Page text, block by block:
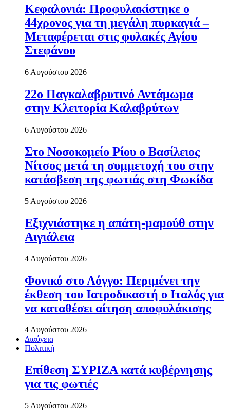
Κεφαλονιά: Προφυλακίστηκε ο
44χρονος για τη μεγάλη πυρκαγιά –
Μεταφέρεται στις φυλακές Αγίου
Στεφάνου
6 Αυγούστου 2026
22ο Παγκαλαβρυτινό Αντάμωμα
στην Κλειτορία Καλαβρύτων
6 Αυγούστου 2026
Στο Νοσοκομείο Ρίου ο Βασίλειος
Νίτσος μετά τη συμμετοχή του στην
κατάσβεση της φωτιάς στη Φωκίδα
5 Αυγούστου 2026
Εξιχνιάστηκε η απάτη-μαμούθ στην
Αιγιάλεια
4 Αυγούστου 2026
Φονικό στο Λόγγο: Περιµένει την
έκθεση του Ιατροδικαστή ο Ιταλός για
να καταθέσει αίτηση αποφυλάκισης
4 Αυγούστου 2026
Διαύγεια
Πολιτική
Επίθεση ΣΥΡΙΖΑ κατά κυβέρνησης
για τις φωτιές
5 Αυγούστου 2026